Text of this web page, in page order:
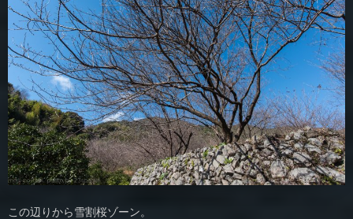
この辺りから雪割桜ゾーン。